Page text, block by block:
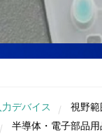
力デバイス 視野
半導体・電子部品用